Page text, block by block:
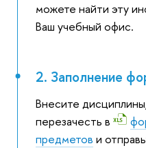
можете найти эту
Ваш учебный офис.
2. Заполнение
Внесите
перезачесть в
предметов и